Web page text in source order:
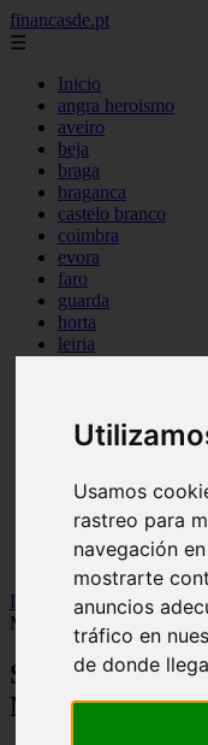
Usamos
rastreo para
navegación
mostrarte
anuncios
tráfico en
de donde
financasde.pt
☰
Inicio
angra heroismo
aveiro
beja
braga
braganca
castelo branco
coimbra
evora
faro
guarda
horta
leiria
portalegre
porto
setubal
viana castelo
viseu
Inicio
financaspt >
Morada e Horarios
Serviço de
Morada e